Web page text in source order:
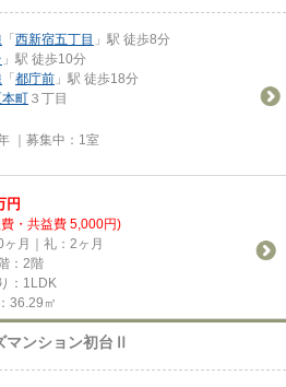
「西新宿五丁目 」駅 徒歩8分
」駅 徒歩10分
「都庁前 」駅 徒歩18分
本町 ３丁目
｜募集中： 1室
円
・共益費 5,000円)
ヶ月｜礼：2ヶ月
：2階
：1LDK
36.29㎡
マンション初台Ⅱ